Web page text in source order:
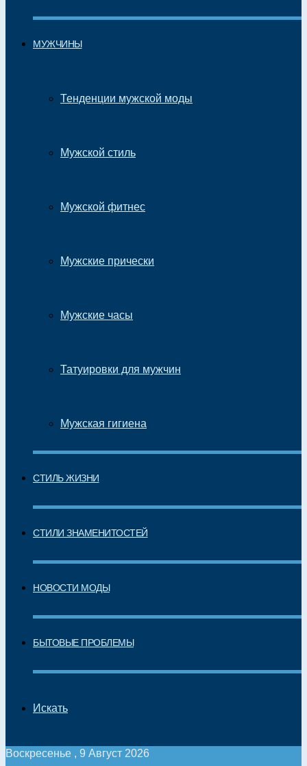
МУЖЧИНЫ
Тенденции мужской моды
Мужской стиль
Мужской фитнес
Мужские прически
Мужские часы
Татуировки для мужчин
Мужская гигиена
СТИЛЬ ЖИЗНИ
СТИЛИ ЗНАМЕНИТОСТЕЙ
НОВОСТИ МОДЫ
БЫТОВЫЕ ПРОБЛЕМЫ
Искать
Воскресенье , 9 Август 2026